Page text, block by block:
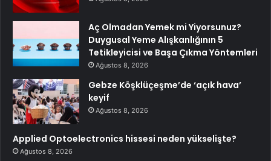
Aç Olmadan Yemek mi Yiyorsunuz?
Duygusal Yeme Alışkanlığının 5
Tetikleyicisi ve Başa Çıkma Yöntemleri
Ağustos 8, 2026
Gebze Köşklüçeşme’de ‘açık hava’
keyif
Ağustos 8, 2026
Applied Optoelectronics hissesi neden yükselişte?
Ağustos 8, 2026